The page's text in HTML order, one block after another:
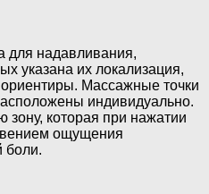
для надавливания,
указана их локализация,
Массажные точки
индивидуально.
зону, которая при нажатии
ощущения
боли.